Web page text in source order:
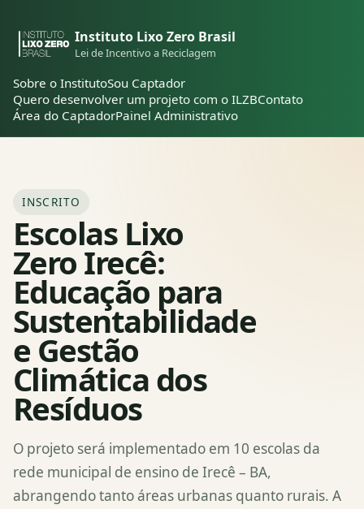
Instituto Lixo Zero Brasil
Lei de Incentivo a Reciclagem
Sobre o InstitutoSou Captador
Quero desenvolver um projeto com o ILZBContato
Área do CaptadorPainel Administrativo
INSCRITO
Escolas Lixo
Zero Irecê:
Educação para
Sustentabilidade
e Gestão
Climática dos
Resíduos
O projeto será implementado em 10 escolas da
rede municipal de ensino de Irecê – BA,
abrangendo tanto áreas urbanas quanto rurais. A